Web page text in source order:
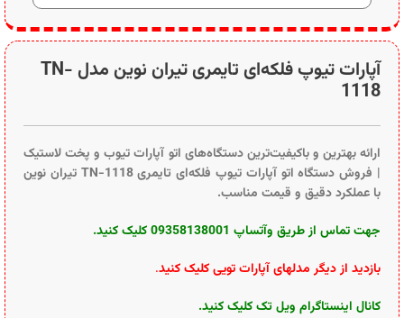
آپارات تیوپ فلکه‌ای تایمری تیران نوین مدل TN-
1118
ارائه بهترین و باکیفیت‌ترین دستگاه‌های اتو آپارات تیوب و پخت لاستیک
| فروش دستگاه اتو آپارات تیوپ فلکه‌ای تایمری TN-1118 تیران نوین
با عملکرد دقیق و قیمت مناسب.
جهت تماس از طریق وآتساپ 09358138001 کلیک کنید.
بازدید از دیگر مدلهای آپارات تویی کلیک کنید.
کانال اینستاگرام ویل تک کلیک کنید.